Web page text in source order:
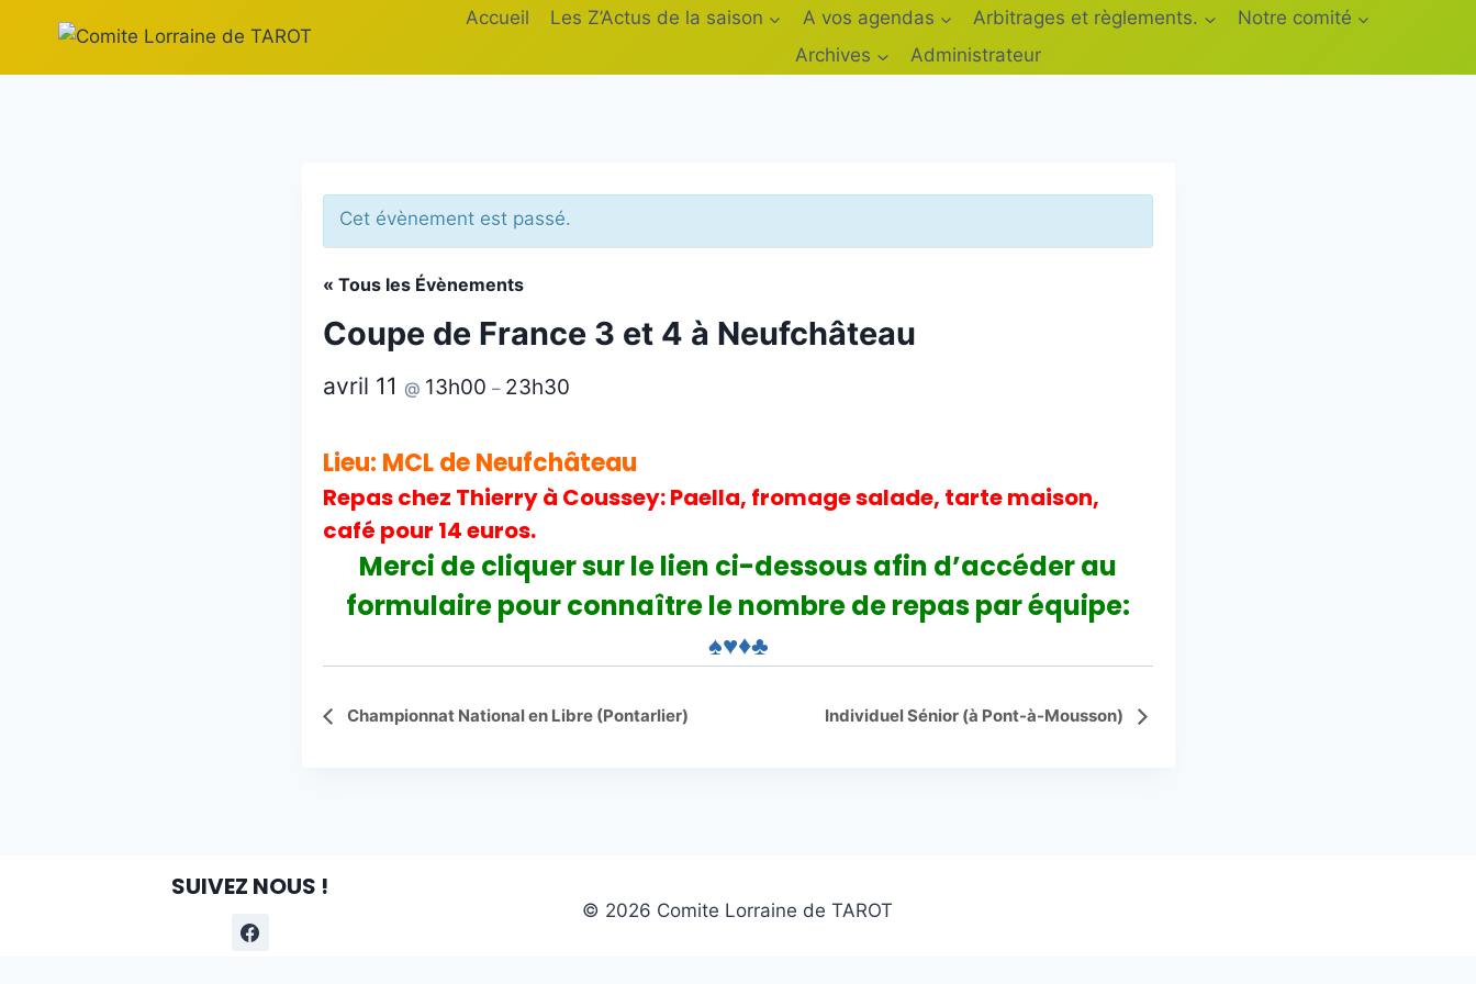
contenu
Accueil Les Z’Actus de la saison A vos agendas Arbitrages et règlements.
Notre comité
Archives
Administrateur
Cet évènement est passé.
« Tous les Évènements
Coupe de France 3 et 4 à Neufchâteau
avril 11 @ 13h00 – 23h30
Lieu: MCL de Neufchâteau
Repas chez Thierry à Coussey: Paella, fromage salade, tarte maison,
café pour 14 euros.
Merci de cliquer sur le lien ci-dessous afin d’accéder au
formulaire pour connaître le nombrede repas par équipe:
♠♥♦♣
Navigation
Championnat National en Libre (Pontarlier) Individuel Sénior (à Pont-à-Mousson)
SUIVEZ NOUS !
© 2026 Comite Lorraine de TAROT